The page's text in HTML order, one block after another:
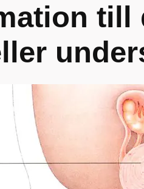
till